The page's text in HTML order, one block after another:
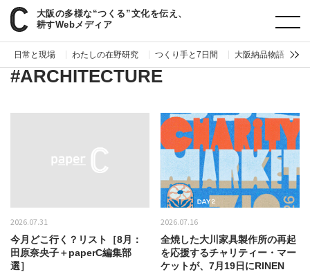
大阪の多様な“つくる”文化を伝え、
耕すWebメディア
日常と現場 わたしの在野研究 つくり手と7日間 大阪納品物語
paperC ジャンル ARCHITECTURE
#ARCHITECTURE
2026.07.31
今月どこ行く？リスト［8月：
田原奈央子＋paperC編集部
選］
2026.07.16
全焼した大川家具製作所の再起
を応援するチャリティー・マー
ケットが、7月19日にRINEN